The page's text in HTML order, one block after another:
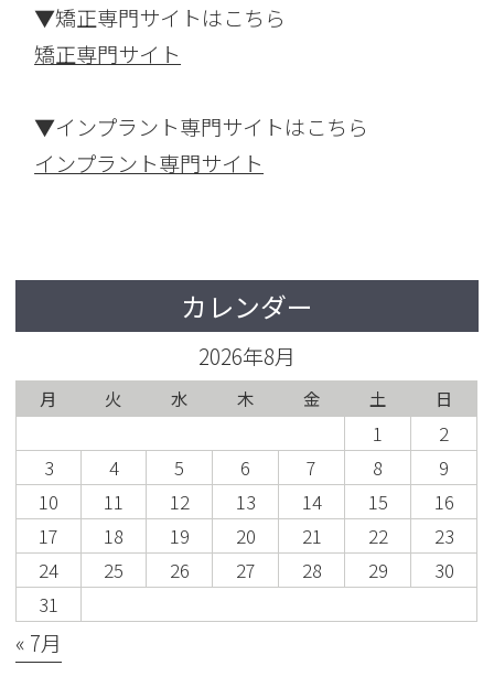
▼矯正専門サイトはこちら
矯正専門サイト
▼インプラント専門サイトはこちら
インプラント専門サイト
カレンダー
2026年8月
月 火 水 木 金 土 日
« 7月
1
2
3
4 5 6 7 8
9
10
11 12 13 14 15
16
17
18 19 20 21 22
23
24
25 26 27 28 29
30
31